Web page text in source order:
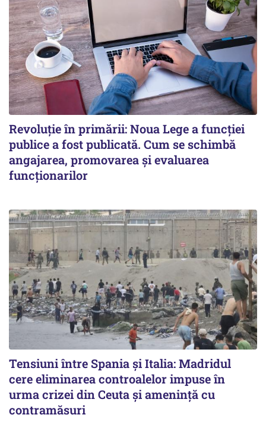
Revoluție în primării: Noua Lege a funcției
publice a fost publicată. Cum se schimbă
angajarea, promovarea și evaluarea
funcționarilor
Tensiuni între Spania și Italia: Madridul
cere eliminarea controalelor impuse în
urma crizei din Ceuta și amenință cu
contramăsuri